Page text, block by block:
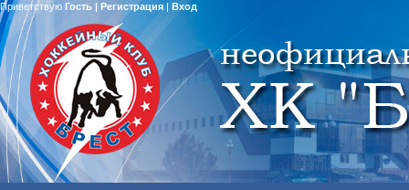
Приветствую Гость | Регистрация| Вход